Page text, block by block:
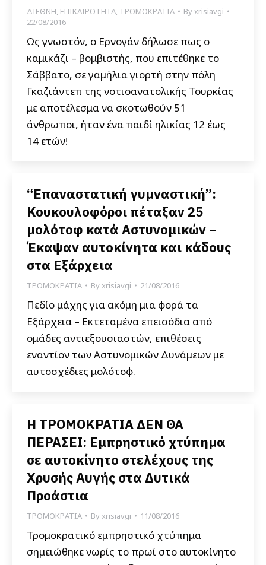
ΔΙΕΘΝΗ, ΕΠΙΚΑΙΡΟΤΗΤΑ, ΤΡΟΜΟΚΡΑΤΙΑ Byxrisiavgi
22/08/2016
Ως γνωστόν, ο Ερνογάν δήλωσε πως ο
καμικάζι – βομβιστής, που επιτέθηκε το
Σάββατο, σε γαμήλια γιορτή στην πόλη
Γκαζιάντεπ της νοτιοανατολικής Τουρκίας
με αποτέλεσμα να σκοτωθούν 51
άνθρωποι, ήταν ένα παιδί ηλικίας 12 έως
14 ετών!
“Επαναστατική γυμναστική”:
Κουκουλοφόροι πέταξαν 25
μολότοφ κατά Αστυνομικών –
Έκαψαν αυτοκίνητα και κάδους
στα Εξάρχεια
ΤΡΟΜΟΚΡΑΤΙΑ Byxrisiavgi 21/08/2016
Πεδίο μάχης για ακόμη μια φορά τα
Εξάρχεια – Εκτεταμένα επεισόδια από
ομάδες αντιεξουσιαστών, επιθέσεις
εναντίον των Αστυνομικών Δυνάμεων με
αυτοσχέδιες μολότοφ.
Η ΤΡΟΜΟΚΡΑΤΙΑ ΔΕΝ ΘΑ
ΠΕΡΑΣΕΙ: Εμπρηστικό χτύπημα
σε αυτοκίνητο στελέχους της
Χρυσής Αυγής στα Δυτικά
Προάστια
ΤΡΟΜΟΚΡΑΤΙΑ Byxrisiavgi 11/08/2016
Τρομοκρατικό εμπρηστικό χτύπημα
σημειώθηκε νωρίς το πρωί στο αυτοκίνητο